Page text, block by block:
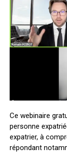
Ce webinaire
personne
expatrier, à
répondant